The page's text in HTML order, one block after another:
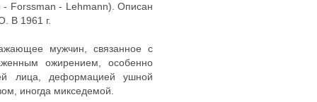
Forssman - Lehmann). Описан
В 1961 г.
мужчин, связанное с
ожирением, особенно
лица, деформацией ушной
иногда микседемой.